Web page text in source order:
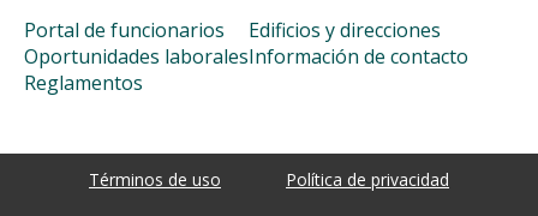
Portal de funcionarios
Oportunidades laborales
Reglamentos
Edificios y direcciones
Información de contacto
Términos de uso Política de privacidad